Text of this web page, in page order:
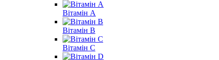
Вітамін A
Вітамін B
Вітамін С